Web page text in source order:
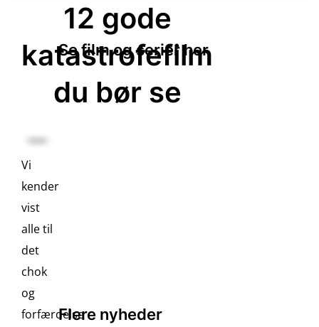
12 gode
katastrofefilm
du bør se
Vi
kender
vist
alle til
det
chok
og
forfærdelse
Se film og serier her
Flere nyheder